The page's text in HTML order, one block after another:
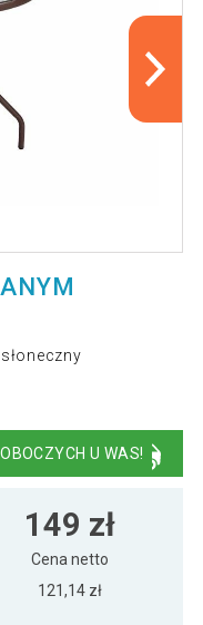
U WAS!
149 zł
Cena netto
121,14 zł